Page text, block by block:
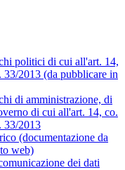
politici di cui all'art. 14,
33/2013 (da pubblicare in
di amministrazione, di
di cui all'art. 14, co.
33/2013
(documentazione da
web)
dei dati